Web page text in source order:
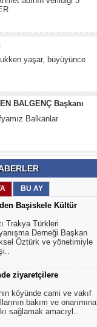
yaşar, büyüyünce
Balkanlar
Kocacık Kalesi
Breştanik'li 3 kahraman
BU AY
Başiskele Kültür
Trakya Türkleri
Derneği Başkan
Öztürk ve yönetimiyle
ziyaretçilere
köyünde cami ve vakıf
bakım ve onarımına
sağlamak amacıyl..